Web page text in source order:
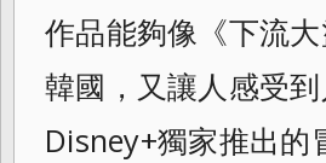
作品能夠像《下流
韓國，又讓人感受
Disney+獨家推出的